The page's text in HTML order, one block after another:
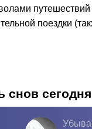
поездки
снов сегодня